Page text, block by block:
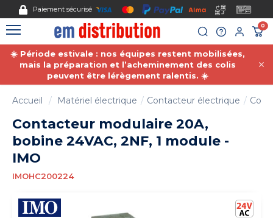
Paiement sécurisé
0
☀️ Période estivale : nos équipes restent mobilisées,
mais la préparation et l’acheminement des colis
peuvent être lérègement ralentis. ☀️
Accueil Matériel électrique Contacteur électrique
Contacteur modulaire 20A,
bobine 24VAC, 2NF, 1 module -
IMO
IMOHC200224
Gestion des cookies